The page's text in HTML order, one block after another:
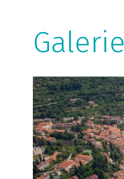
Galerie